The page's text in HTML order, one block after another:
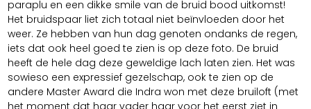
paraplu en een dikke smile van de bruid bood uitkomst!
Het bruidspaar liet zich totaal niet beïnvloeden door het
weer. Ze hebben van hun dag genoten ondanks de regen,
iets dat ook heel goed te zien is op deze foto. De bruid
heeft de hele dag deze geweldige lach laten zien. Het was
sowieso een expressief gezelschap, ook te zien op de
andere Master Award die Indra won met deze bruiloft (met
het moment dat haar vader haar voor het eerst ziet in